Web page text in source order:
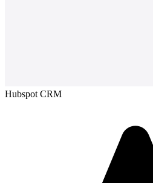
Hubspot CRM